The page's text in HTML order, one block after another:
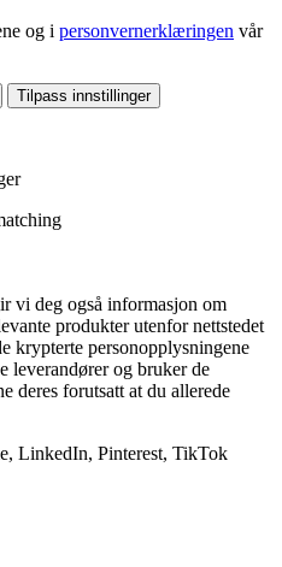
og i personvernerklæringen vår
Tilpass innstillinger
vi deg også informasjon om
produkter utenfor nettstedet
krypterte personopplysningene
leverandører og bruker de
deres forutsatt at du allerede
LinkedIn, Pinterest, TikTok